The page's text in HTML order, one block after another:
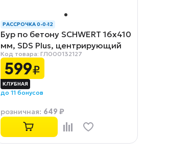
РАССРОЧКА 0-0-12
Бур по бетону SCHWERT 16x410
мм, SDS Plus, центрирующий
наконечник
Код товара: ГЛ000132127
599₽
до 11 бонусов
розничная: 649 ₽